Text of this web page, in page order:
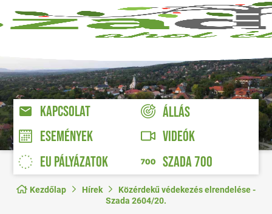
KAPCSOLAT
ÁLLÁS
ESEMÉNYEK
VIDEÓK
EU PÁLYÁZATOK
SZADA 700
Kezdőlap Hírek
Közérdekű védekezés elrendelése -
Szada 2604/20.